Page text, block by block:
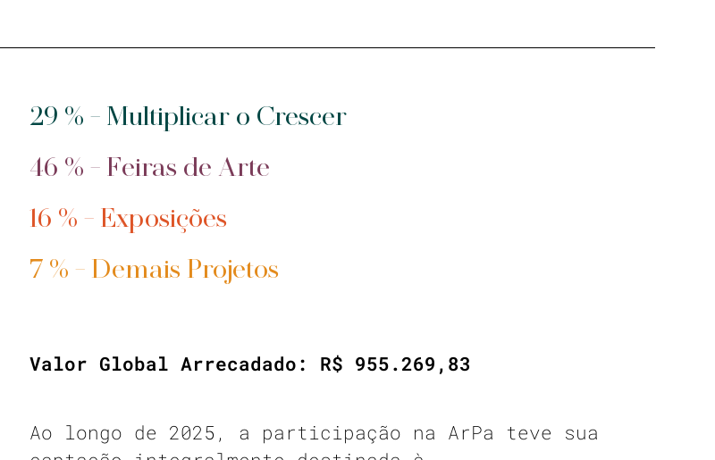
29 % - Multiplicar o Crescer
46 % - Feiras de Arte
16 % - Exposições
7 % - Demais Projetos
Valor Global Arrecadado: R$ 955.269,83
Ao longo de 2025, a participação na ArPa teve sua